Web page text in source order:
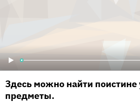
Здесь можно найти
предметы.